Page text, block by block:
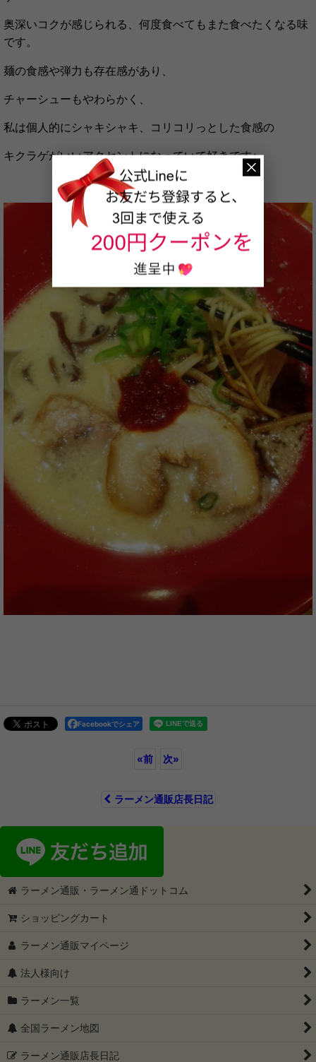
奥深いコクが感じられる、何度食べてもまた食べたくなる味
です。
麺の食感や弾力も存在感があり、
チャーシューもやわらかく、
私は個人的にシャキシャキ、コリコリっとした食感の
キクラゲがいいアクセントになっていて好きです♪
Facebookでシェア
«前 次»
ラーメン通販店長日記
ラーメン通販・ラーメン通ドットコム
ショッピングカート
ラーメン通販マイページ
法人様向け
ラーメン一覧
全国ラーメン地図
ラーメン通販店長日記